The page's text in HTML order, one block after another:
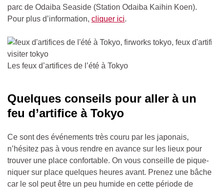
parc de Odaiba Seaside (Station Odaiba Kaihin Koen).
Pour plus d’information, cliquer ici.
Les feux d’artifices de l’été à Tokyo
Quelques conseils pour aller à un
feu d’artifice à Tokyo
Ce sont des événements très couru par les japonais,
n’hésitez pas à vous rendre en avance sur les lieux pour
trouver une place confortable. On vous conseille de pique-
niquer sur place quelques heures avant. Prenez une bâche
car le sol peut être un peu humide en cette période de